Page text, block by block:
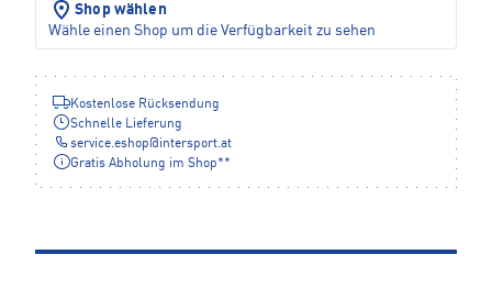
Shop wählen
Wähle einen Shop um die Verfügbarkeit zu sehen
Kostenlose Rücksendung
Schnelle Lieferung
service.eshop@intersport.at
Gratis Abholung im Shop**